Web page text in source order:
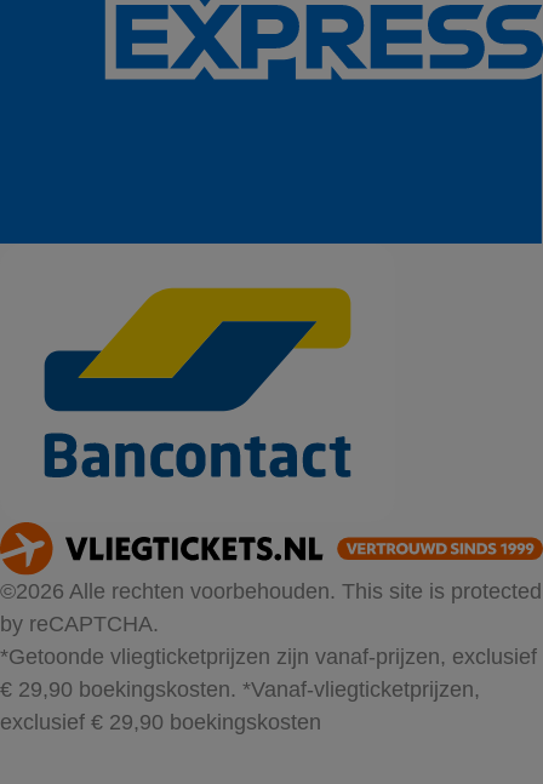
©2026 Alle rechten voorbehouden. This site is protected
by reCAPTCHA.
*Getoonde vliegticketprijzen zijn vanaf-prijzen, exclusief
€ 29,90 boekingskosten. *Vanaf-vliegticketprijzen,
exclusief € 29,90 boekingskosten